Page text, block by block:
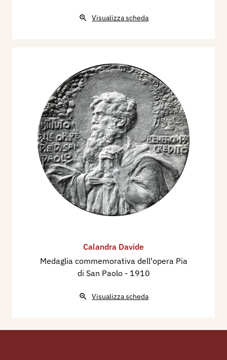
Visualizza scheda
Calandra Davide
Medaglia commemorativa dell'opera Pia
di San Paolo - 1910
Visualizza scheda